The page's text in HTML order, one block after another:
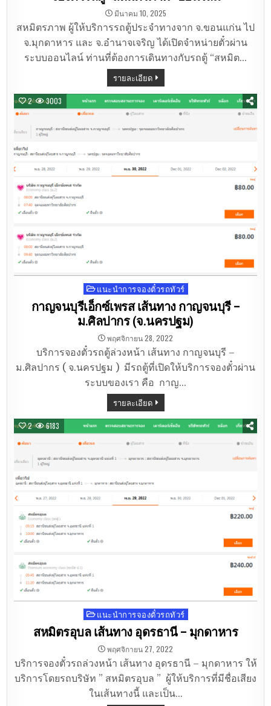
มีนาคม 10, 2025
สหมิตรภาพ ผู้ให้บริการรถตู้ประจำทางจาก จ.ขอนแก่น ไป
จ.มุกดาหาร และ จ.อำนาจเจริญ ได้เปิดจำหน่ายตั๋วผ่าน
ระบบออนไลน์ ท่านที่ต้องการเดินทางกับรถตู้ “สหมิต…
รายละเอียด
2 3003
Posted
in
แนะนำการจองตั๋วรถทัวร์
กาญจนบุรีเอ็กซ์เพรส เส้นทาง กาญจนบุรี –
ม.ศิลปากร (จ.นครปฐม)
พฤศจิกายน 28, 2022
บริการจองตั๋วรถตู้ล่วงหน้า เส้นทาง กาญจนบุรี –
ม.ศิลปากร ( จ.นครปฐม ) มีรถตู้ที่เปิดให้บริการจองตั๋วผ่าน
ระบบของเรา คือ กาญ…
รายละเอียด
2 6183
Posted
in
แนะนำการจองตั๋วรถทัวร์
สหมิตรอุบล เส้นทาง อุดรธานี – มุกดาหาร
พฤศจิกายน 27, 2022
บริการจองตั๋วรถล่วงหน้า เส้นทาง อุดรธานี – มุกดาหาร ให้
บริการโดยรถบริษัท ” สหมิตรอุบล ” ผู้ให้บริการที่มีชื่อเสียง
ในเส้นทางนี้ และเป็น…